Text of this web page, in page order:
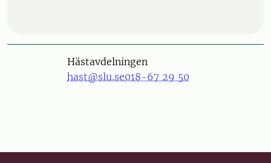
Hästavdelningen
hast@slu.se018-67 29 50